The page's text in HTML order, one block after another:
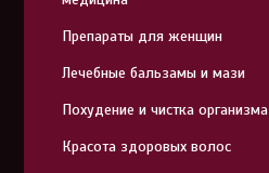
Препараты для женщин
Лечебные бальзамы и мази
Похудение и чистка организма
Красота здоровых волос